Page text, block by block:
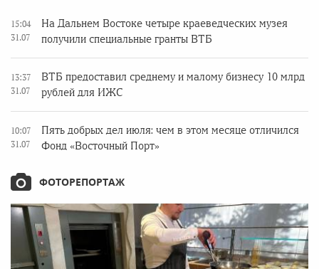
15:04
31.07
На Дальнем Востоке четыре краеведческих музея
получили специальные гранты ВТБ
13:37
31.07
ВТБ предоставил среднему и малому бизнесу 10 млрд
рублей для ИЖС
10:07
31.07
Пять добрых дел июля: чем в этом месяце отличился
Фонд «Восточный Порт»
ФОТОРЕПОРТАЖ